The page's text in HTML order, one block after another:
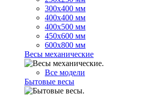
300х400 мм
400х400 мм
400х500 мм
450х600 мм
600х800 мм
Весы механические
Все модели
Бытовые весы